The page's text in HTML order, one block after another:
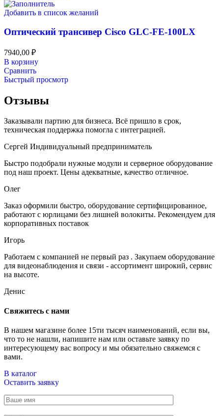
Добавить в список желаний
Оптический трансивер Cisco GLC-FE-100LX
7940,00 ₽
В корзину
Сравнить
Быстрый просмотр
Отзывы
Заказывали партию для бизнеса. Всё пришло в срок,
техническая поддержка помогла с интеграцией.
Сергей Индивидуальный предприниматель
Быстро подобрали нужные модули и серверное оборудование
под наш проект. Цены адекватные, качество отличное.
Олег
Заказ оформили быстро, оборудование сертифицированное,
работают с юрлицами без лишней волокиты. Рекомендуем для
корпоративных поставок
Игорь
Работаем с компанией не первый раз . Закупаем оборудование
для видеонаблюдения и связи - ассортимент широкий, сервис
на высоте.
Денис
Свяжитесь с нами
В нашем магазине более 15ти тысяч наименований, если вы,
что то не нашли, напишите нам или оставьте заявку по
интересующему вас вопросу и мы обязательно свяжемся с
вами.
В каталог
Оставить заявку